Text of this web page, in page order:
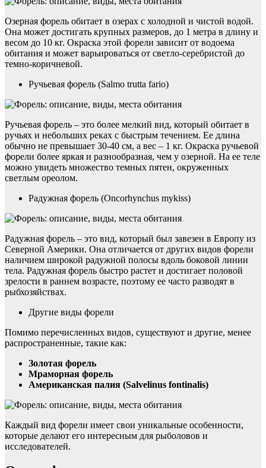
Озерная форель обитает в озерах с холодной и чистой водой.
Она может достигать крупных размеров, до 1 метра в длину и
весом до 10 кг. Окраска этой форели зависит от водоема
обитания и может варьироваться от светло-серебристой до
темно-коричневой.
Ручьевая форель (Salmo trutta fario)
Ручьевая форель – это более мелкий вид, который обитает в
ручьях и небольших реках с быстрым течением. Ее длина
обычно не превышает 30-40 см, а вес – 1 кг. Окраска ручьевой
форели более яркая и разнообразная, чем у озерной. На ее теле
можно увидеть множество темных пятен, окруженных
светлым ореолом.
Радужная форель (Oncorhynchus mykiss)
Радужная форель – это вид, который был завезен в Европу из
Северной Америки. Она отличается от других видов форели
наличием широкой радужной полосы вдоль боковой линии
тела. Радужная форель быстро растет и достигает половой
зрелости в раннем возрасте, поэтому ее часто разводят в
рыбхозяйствах.
Другие виды форели
Помимо перечисленных видов, существуют и другие, менее
распространенные, такие как:
Золотая форель
Мраморная форель
Американская палия (Salvelinus fontinalis)
Каждый вид форели имеет свои уникальные особенности,
которые делают его интересным для рыболовов и
исследователей.